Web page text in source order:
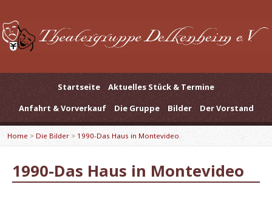
Startseite
Aktuelles Stück & Termine
Anfahrt & Vorverkauf
Die Gruppe Bilder Der Vorstand
Home > Die Bilder> 1990-Das Haus in Montevideo
1990-Das Haus in Montevideo